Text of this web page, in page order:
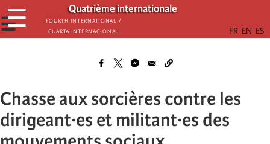
Skip
to
main
Quatrième internationale
Fourth International /
Cuarta Internacional
☰
☰
Chasse aux sorcières contre les
dirigeant·es et militant·es des